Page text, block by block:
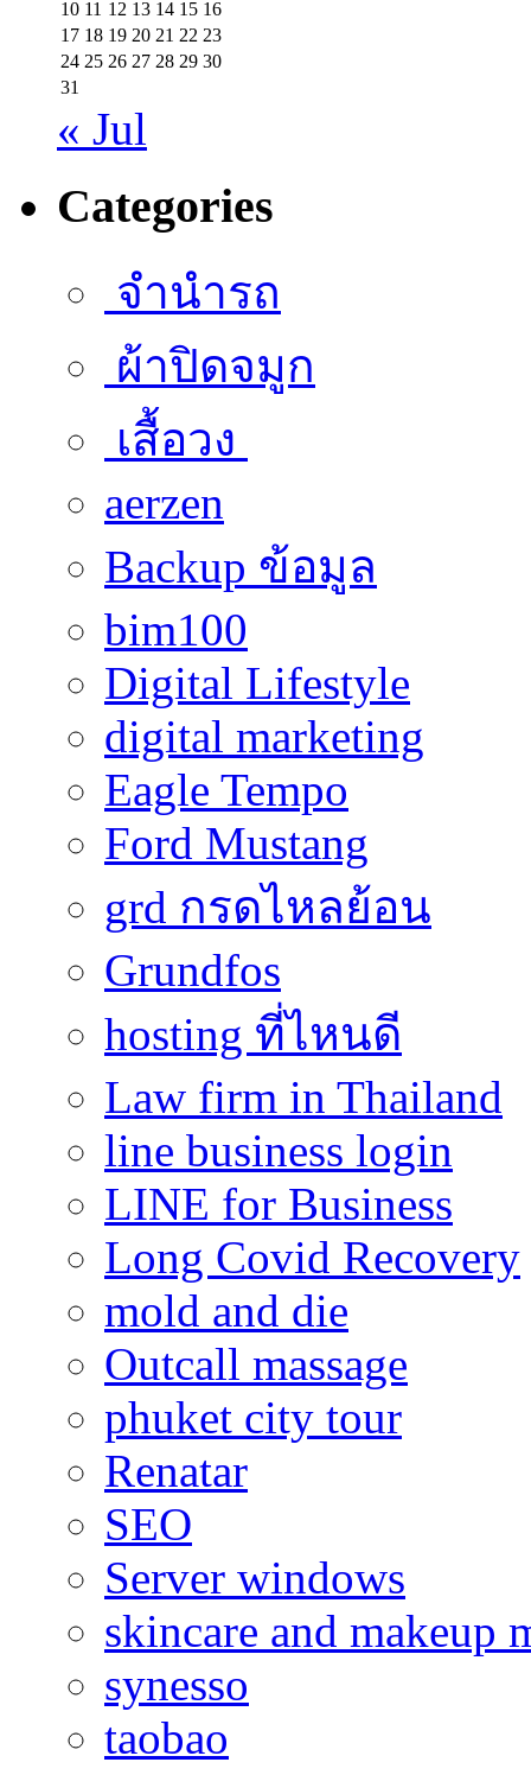
10 11 12 13 14 15 16
17 18 19 20 21 22 23
24 25 26 27 28 29 30
31
« Jul
Categories
จำนำรถ
ผ้าปิดจมูก
เสื้อวง
aerzen
Backup ข้อมูล
bim100
Digital Lifestyle
digital marketing
Eagle Tempo
Ford Mustang
grd กรดไหลย้อน
Grundfos
hosting ที่ไหนดี
Law firm in Thailand
line business login
LINE for Business
Long Covid Recovery
mold and die
Outcall massage
phuket city tour
Renatar
SEO
Server windows
skincare and makeup
synesso
taobao